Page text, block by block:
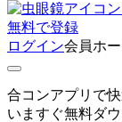
無料で登録
ログイン会員ホ
合コンアプリで
いますぐ無料ダ